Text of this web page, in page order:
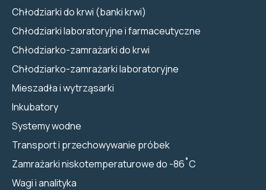
Chłodziarki do krwi (banki krwi)
Chłodziarki laboratoryjne i farmaceutyczne
Chłodziarko-zamrażarki do krwi
Chłodziarko-zamrażarki laboratoryjne
Mieszadła i wytrząsarki
Inkubatory
Systemy wodne
Transport i przechowywanie próbek
Zamrażarki niskotemperaturowe do -86˚C
Wagi i analityka